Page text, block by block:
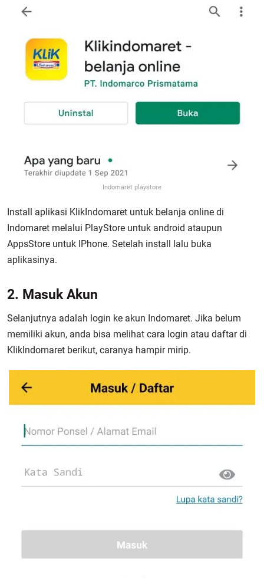
Indomaret playstore
Install aplikasi KlikIndomaret untuk belanja online di
Indomaret melalui PlayStore untuk android ataupun
AppsStore untuk IPhone. Setelah install lalu buka
aplikasinya.
2. Masuk Akun
Selanjutnya adalah login ke akun Indomaret. Jika belum
memiliki akun, anda bisa melihat cara login atau daftar di
KlikIndomaret berikut, caranya hampir mirip.